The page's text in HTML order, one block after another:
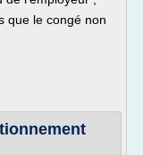
que le congé non